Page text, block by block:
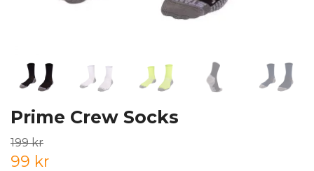
Prime Crew Socks
199 kr
99 kr